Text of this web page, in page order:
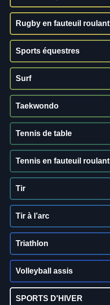
Rugby en fauteuil roulant
Sports équestres
Surf
Taekwondo
Tennis de table
Tennis en fauteuil roulant
Tir
Tir à l’arc
Triathlon
Volleyball assis
SPORTS D'HIVER